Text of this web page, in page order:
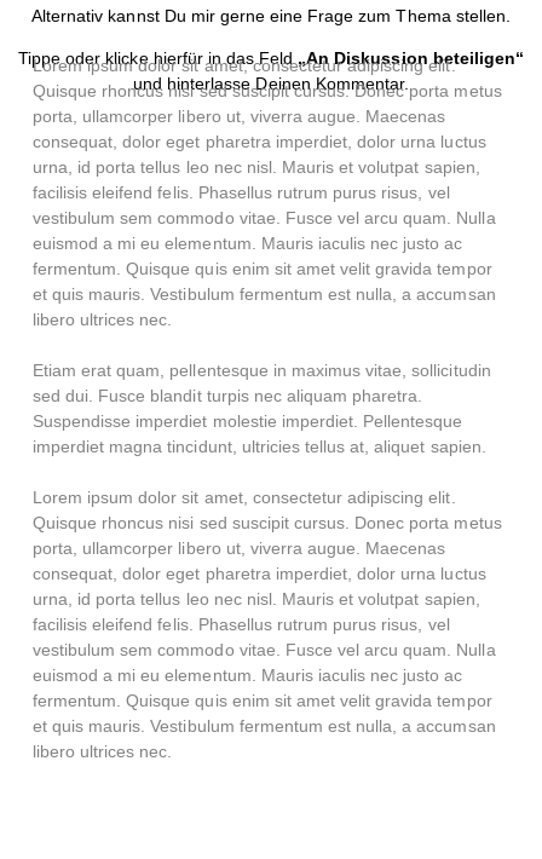
Alternativ kannst Du mir gerne eine Frage zum Thema stellen.
Tippe oder klicke hierfür in das Feld „An Diskussion beteiligen“
und hinterlasse Deinen Kommentar.
Lorem ipsum dolor sit amet, consectetur adipiscing elit.
Quisque rhoncus nisi sed suscipit cursus. Donec porta metus
porta, ullamcorper libero ut, viverra augue. Maecenas
consequat, dolor eget pharetra imperdiet, dolor urna luctus
urna, id porta tellus leo nec nisl. Mauris et volutpat sapien,
facilisis eleifend felis. Phasellus rutrum purus risus, vel
vestibulum sem commodo vitae. Fusce vel arcu quam. Nulla
euismod a mi eu elementum. Mauris iaculis nec justo ac
fermentum. Quisque quis enim sit amet velit gravida tempor
et quis mauris. Vestibulum fermentum est nulla, a accumsan
libero ultrices nec.
Etiam erat quam, pellentesque in maximus vitae, sollicitudin
sed dui. Fusce blandit turpis nec aliquam pharetra.
Suspendisse imperdiet molestie imperdiet. Pellentesque
imperdiet magna tincidunt, ultricies tellus at, aliquet sapien.
Lorem ipsum dolor sit amet, consectetur adipiscing elit.
Quisque rhoncus nisi sed suscipit cursus. Donec porta metus
porta, ullamcorper libero ut, viverra augue. Maecenas
consequat, dolor eget pharetra imperdiet, dolor urna luctus
urna, id porta tellus leo nec nisl. Mauris et volutpat sapien,
facilisis eleifend felis. Phasellus rutrum purus risus, vel
vestibulum sem commodo vitae. Fusce vel arcu quam. Nulla
euismod a mi eu elementum. Mauris iaculis nec justo ac
fermentum. Quisque quis enim sit amet velit gravida tempor
et quis mauris. Vestibulum fermentum est nulla, a accumsan
libero ultrices nec.